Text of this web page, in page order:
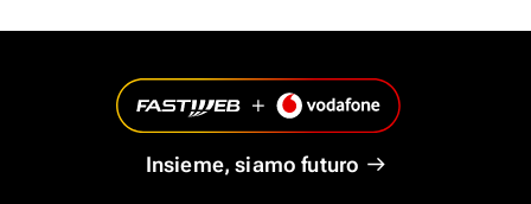
Insieme, siamo futuro